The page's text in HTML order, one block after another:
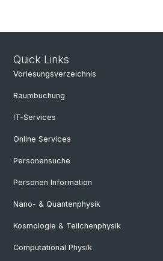
Quick Links
Vorlesungsverzeichnis
Raumbuchung
IT-Services
Online Services
Personensuche
Personen Information
Nano- & Quantenphysik
Kosmologie & Teilchenphysik
Computational Physik